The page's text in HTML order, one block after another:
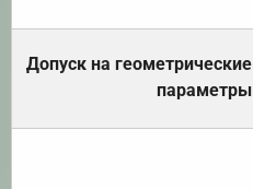
Допуск на геометрические
параметры